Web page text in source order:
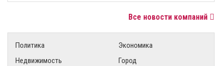
Все новости компаний
Политика
Экономика
Недвижимость
Город